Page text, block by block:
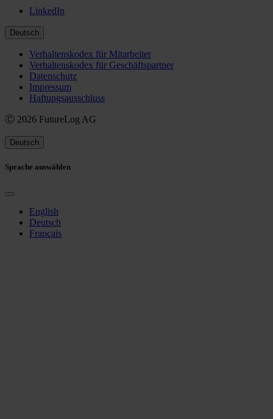
LinkedIn
Deutsch
Verhaltenskodex für Mitarbeiter
Verhaltenskodex für Geschäftspartner
Datenschutz
Impressum
Haftungsausschluss
Ⓒ 2026 FutureLog AG
Deutsch
Sprache auswählen
English
Deutsch
Français